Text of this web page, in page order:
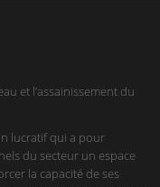
et l’assainissement du
lucratif qui a pour
du secteur un espace
la capacité de ses